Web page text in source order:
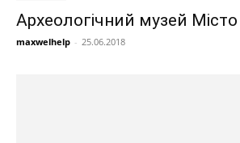
Археологічний музей
maxwelhelp - 25.06.2018